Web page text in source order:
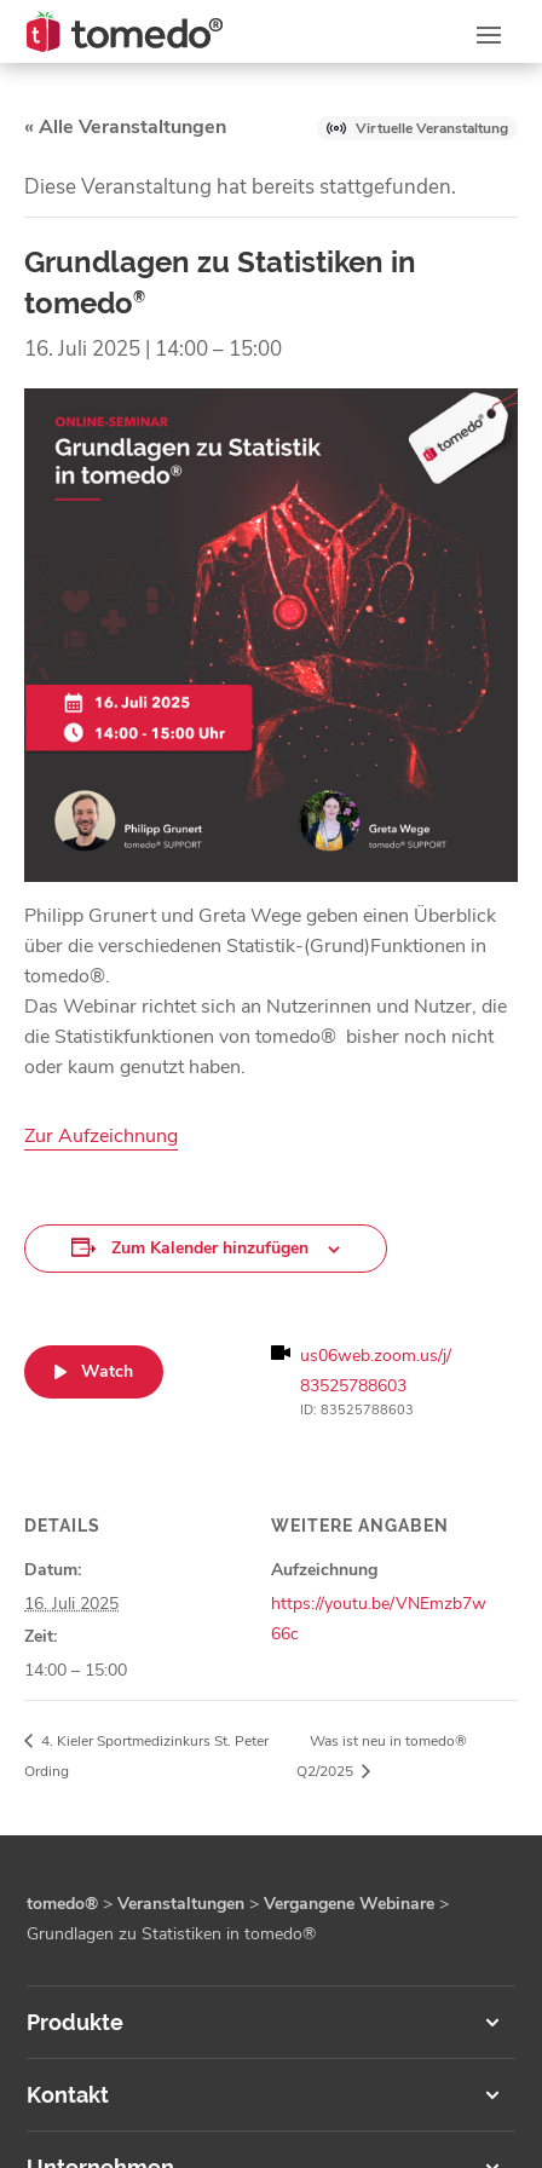
« Alle Veranstaltungen Virtuelle Veranstaltung
Diese Veranstaltung hat bereits stattgefunden.
Grundlagen zu Statistiken in
tomedo®
16. Juli 2025 | 14:00– 15:00
Philipp Grunert und Greta Wege geben einen Überblick
über die verschiedenen Statistik-(Grund)Funktionen in
tomedo®.
Das Webinar richtet sich an Nutzerinnen und Nutzer, die
die Statistikfunktionen von tomedo® bisher noch nicht
oder kaum genutzt haben.
Zur Aufzeichnung
Zum Kalender hinzufügen
Watch
us06web.zoom.us/j/
83525788603
ID: 83525788603
DETAILS
Datum:
16. Juli 2025
Zeit:
14:00 – 15:00
WEITERE ANGABEN
Aufzeichnung
https://youtu.be/VNEmzb7w
66c
4. Kieler Sportmedizinkurs St. Peter
Ording
Was ist neu in tomedo®
Q2/2025
tomedo® >Veranstaltungen >Vergangene Webinare >
Grundlagen zu Statistiken in tomedo®
Produkte
Kontakt